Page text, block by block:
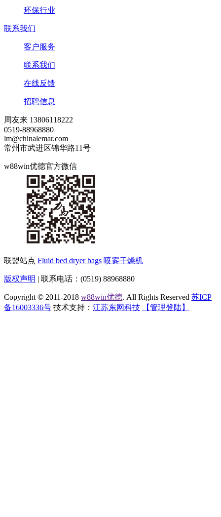
环保行业
联系我们
客户服务
联系我们
在线反馈
招聘信息
周友来 13806118222
0519-88968880
lm@chinalemar.com
常州市武进区锦华路11号
w88win优德官方微信
联盟站点 Fluid bed dryer bags 喷雾干燥机
版权声明 | 联系电话：(0519) 88968880
Copyright © 2011-2018 w88win优德. All Rights Reserved 苏ICP
备16003336号 技术支持： 江苏东网科技 【管理登陆】